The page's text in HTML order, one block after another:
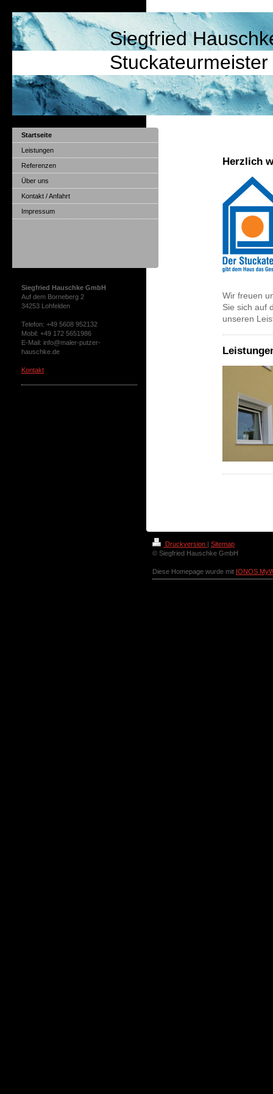
Siegfried
Stuckateurmeister
Herzlich
Wir freuen
Sie sich auf
unseren
Startseite
Leistungen
Referenzen
Über uns
Kontakt / Anfahrt
Impressum
Siegfried Hauschke GmbH
Auf dem Borneberg 2
34253 Lohfelden
Telefon: +49 5608 952132
Mobil: +49 172 5651986
E-Mail: info@maler-putzer-
hauschke.de
Kontakt
Druckversion | Sitemap
© Siegfried Hauschke GmbH
Diese Homepage wurde mit IONOS